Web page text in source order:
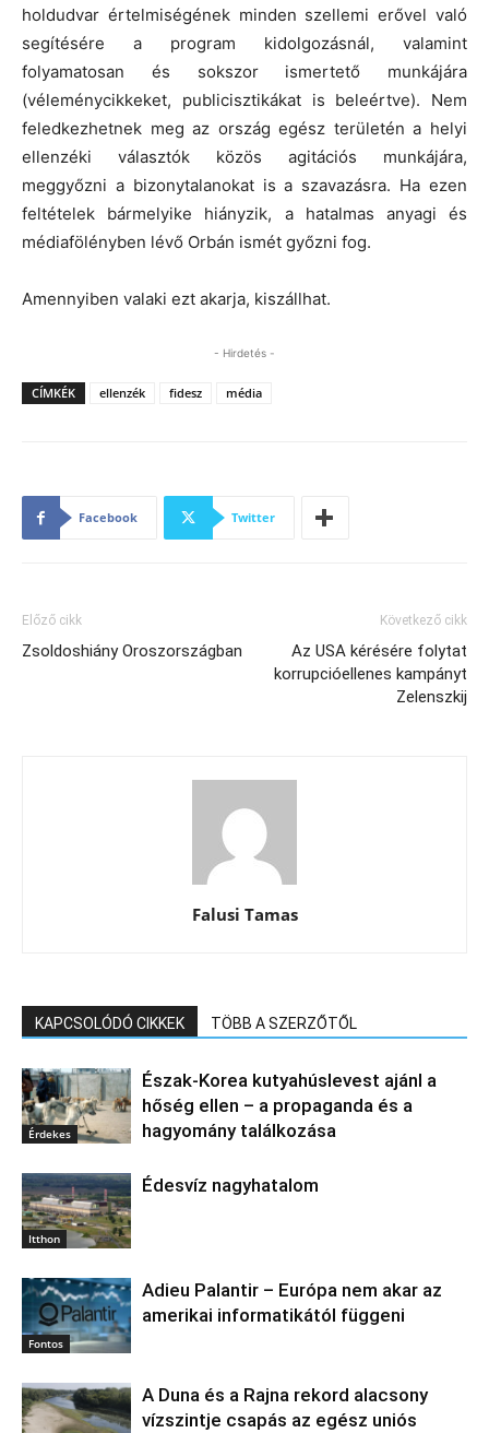
holdudvar értelmiségének minden szellemi erővel való
segítésére a program kidolgozásnál, valamint
folyamatosan és sokszor ismertető munkájára
(véleménycikkeket, publicisztikákat is beleértve). Nem
feledkezhetnek meg az ország egész területén a helyi
ellenzéki választók közös agitációs munkájára,
meggyőzni a bizonytalanokat is a szavazásra. Ha ezen
feltételek bármelyike hiányzik, a hatalmas anyagi és
médiafölényben lévő Orbán ismét győzni fog.
Amennyiben valaki ezt akarja, kiszállhat.
- Hirdetés -
CÍMKÉK ellenzék fidesz média
Facebook Twitter
Előző cikk
Zsoldoshiány Oroszországban
Következő cikk
Az USA kérésére folytat
korrupcióellenes kampányt
Zelenszkij
Falusi Tamas
KAPCSOLÓDÓ CIKKEK TÖBB A SZERZŐTŐL
Érdekes
Észak‑Korea kutyahúslevest ajánl a
hőség ellen – a propaganda és a
hagyomány találkozása
Itthon
Édesvíz nagyhatalom
Fontos
Adieu Palantir – Európa nem akar az
amerikai informatikától függeni
A Duna és a Rajna rekord alacsony
vízszintje csapás az egész uniós